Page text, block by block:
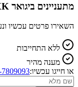
מתעניינים ביגואר XK
השאירו פרטים עכשיו
ללא התחייבות
מענה מהיר
או חייגו עכשיו: